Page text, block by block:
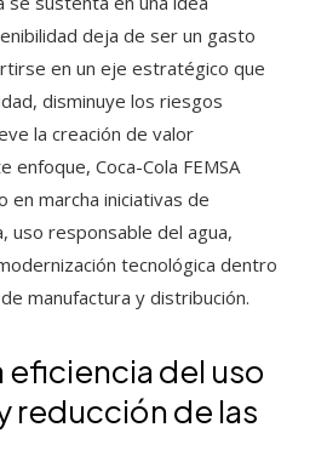
deja de ser un gasto
en un eje estratégico que
disminuye los riesgos
la creación de valor
enfoque, Coca-Cola FEMSA
en marcha iniciativas de
uso responsable del agua,
tecnológica dentro
manufactura y distribución.
eficiencia del uso
reducción de las